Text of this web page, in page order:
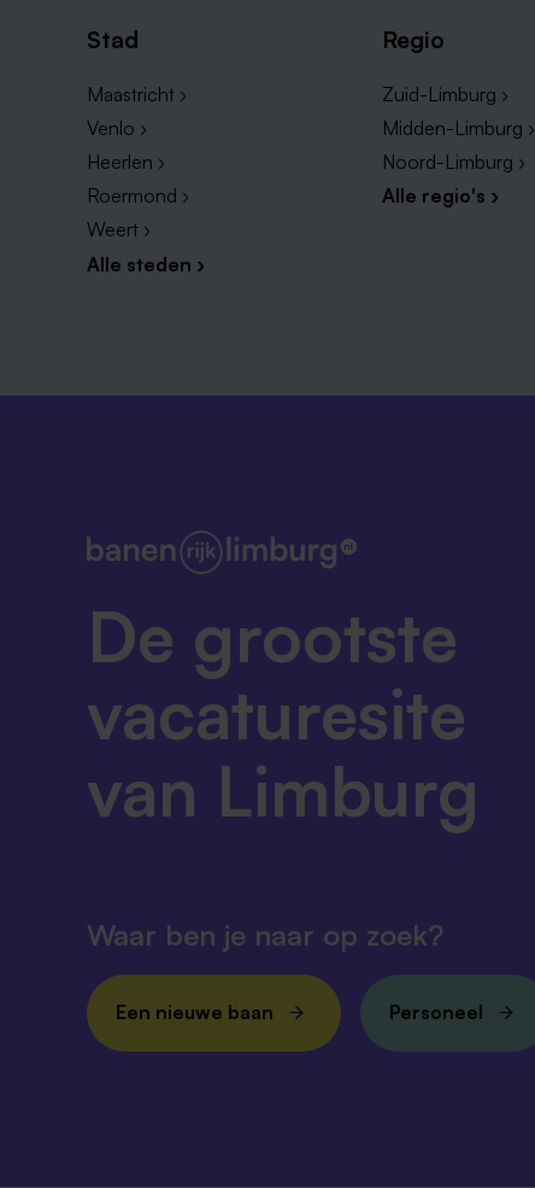
Stad
Maastricht ›
Venlo ›
Heerlen ›
Roermond ›
Weert ›
Alle steden ›
Regio
Zuid-Limburg ›
Midden-Limburg ›
Noord-Limburg ›
Alle regio's ›
De grootste
vacaturesite
van Limburg
Waar ben je naar op zoek?
Een nieuwe baan Personeel